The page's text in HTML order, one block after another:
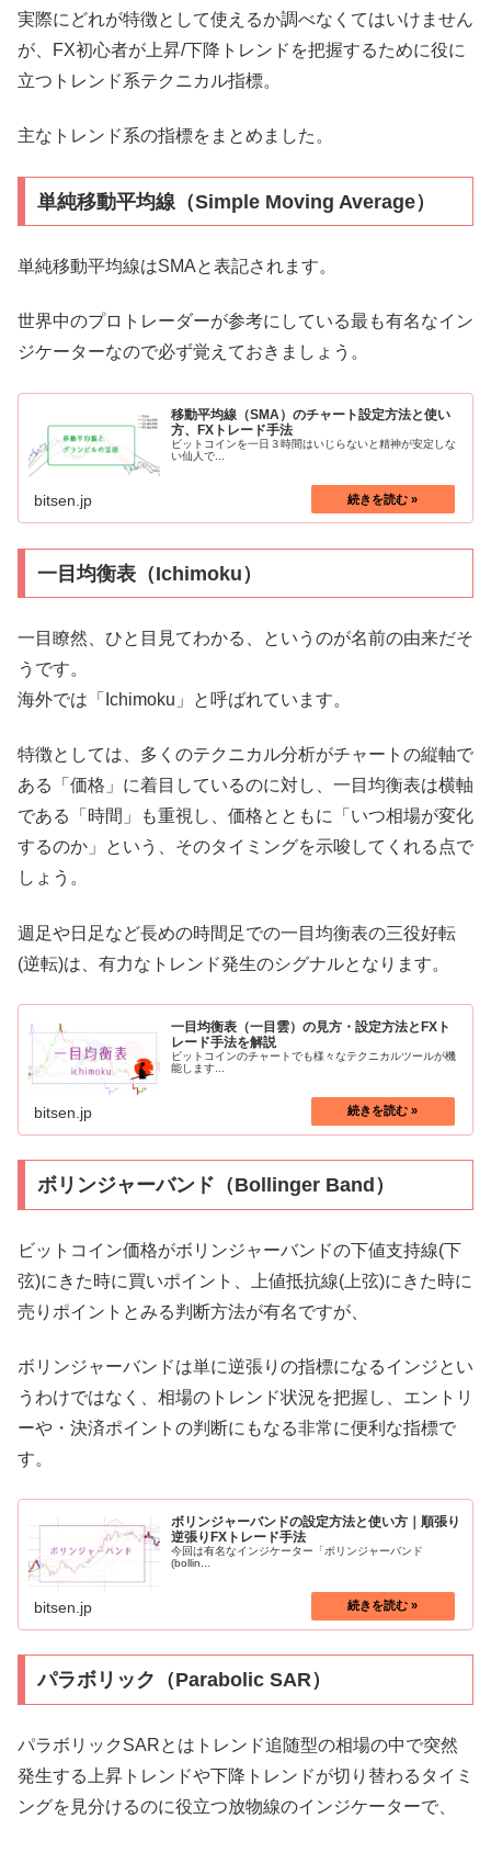
実際にどれが特徴として使えるか調べなくてはいけません
が、FX初心者が上昇/下降トレンドを把握するために役に
立つトレンド系テクニカル指標。
主なトレンド系の指標をまとめました。
単純移動平均線（Simple Moving Average）
単純移動平均線はSMAと表記されます。
世界中のプロトレーダーが参考にしている最も有名なイン
ジケーターなので必ず覚えておきましょう。
移動平均線（SMA）のチャート設定方法と使い
方、FXトレード手法
ビットコインを一日３時間はいじらないと精神が安定しな
い仙人で...
bitsen.jp
一目均衡表（Ichimoku）
一目瞭然、ひと目見てわかる、というのが名前の由来だそ
うです。
海外では「Ichimoku」と呼ばれています。
特徴としては、多くのテクニカル分析がチャートの縦軸で
ある「価格」に着目しているのに対し、一目均衡表は横軸
である「時間」も重視し、価格とともに「いつ相場が変化
するのか」という、そのタイミングを示唆してくれる点で
しょう。
週足や日足など長めの時間足での一目均衡表の三役好転
(逆転)は、有力なトレンド発生のシグナルとなります。
一目均衡表（一目雲）の見方・設定方法とFXト
レード手法を解説
ビットコインのチャートでも様々なテクニカルツールが機
能します...
bitsen.jp
ボリンジャーバンド（Bollinger Band）
ビットコイン価格がボリンジャーバンドの下値支持線(下
弦)にきた時に買いポイント、上値抵抗線(上弦)にきた時に
売りポイントとみる判断方法が有名ですが、
ボリンジャーバンドは単に逆張りの指標になるインジとい
うわけではなく、相場のトレンド状況を把握し、エントリ
ーや・決済ポイントの判断にもなる非常に便利な指標で
す。
ボリンジャーバンドの設定方法と使い方｜順張り
逆張りFXトレード手法
今回は有名なインジケーター「ボリンジャーバンド
(bollin...
bitsen.jp
パラボリック（Parabolic SAR）
パラボリックSARとはトレンド追随型の相場の中で突然
発生する上昇トレンドや下降トレンドが切り替わるタイミ
ングを見分けるのに役立つ放物線のインジケーターで、